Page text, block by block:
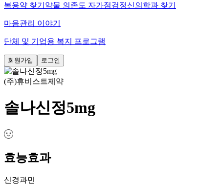
복용약 찾기 약물 의존도 자가점검정신의학과 찾기
마음관리 이야기
단체 및 기업용 복지 프로그램
회원가입 로그인
(주)휴비스트제약
솔나신정5mg
효능효과
신경과민